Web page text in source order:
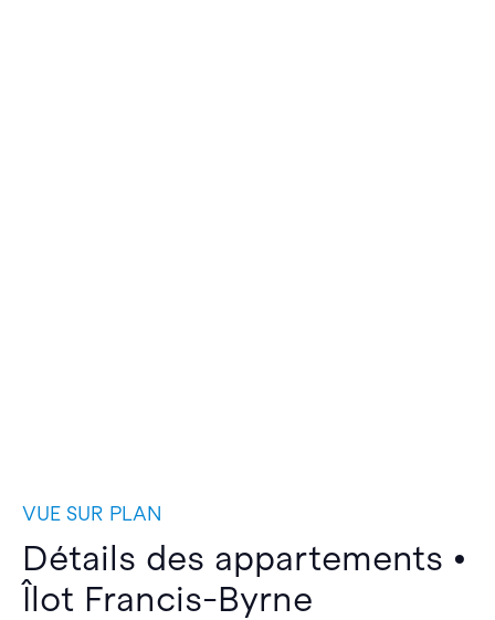
VUE SUR PLAN
Détails des appartements •
Îlot Francis-Byrne